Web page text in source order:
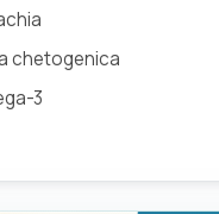
chetogenica
3